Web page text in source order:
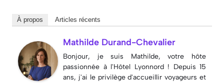
À propos Articles récents
Mathilde Durand-Chevalier
Bonjour, je suis Mathilde, votre hôte
passionnée à l'Hôtel Lyonnord ! Depuis 15
ans, j'ai le privilège d'accueillir voyageurs et